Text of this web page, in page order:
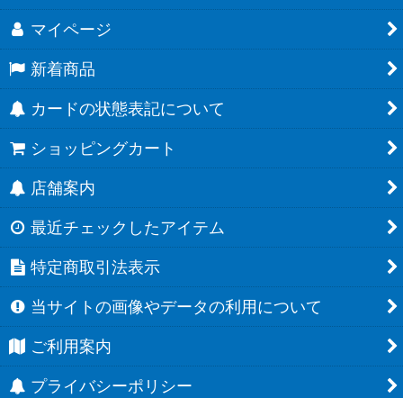
マイページ
新着商品
カードの状態表記について
ショッピングカート
店舗案内
最近チェックしたアイテム
特定商取引法表示
当サイトの画像やデータの利用について
ご利用案内
プライバシーポリシー